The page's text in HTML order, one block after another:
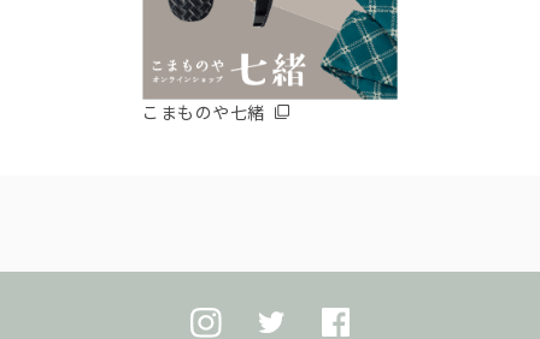
こまものや七緒